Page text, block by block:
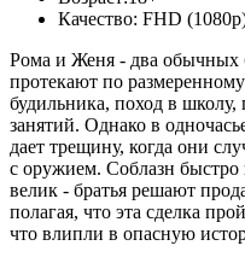
Качество: FHD
Рома и Женя - два обычных
протекают по
будильника, поход в школу,
занятий. Однако в
дает трещину, когда они
с оружием. Соблазн быстро
велик - братья решают
полагая, что эта сделка
что влипли в опасную